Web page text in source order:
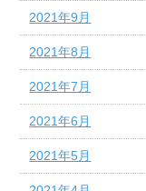
2021年9月
2021年8月
2021年7月
2021年6月
2021年5月